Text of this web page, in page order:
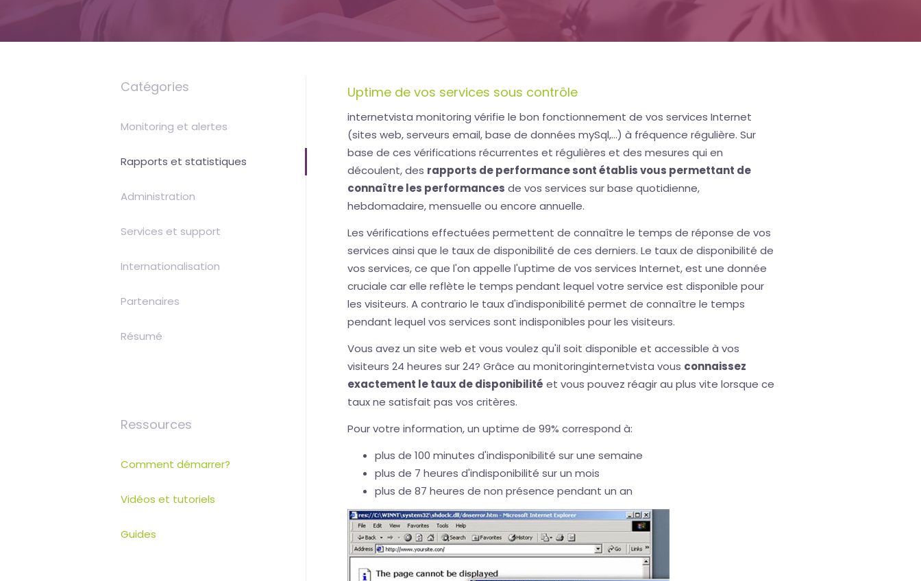
is
Catégories
Monitoring et alertes
Rapports et statistiques
Administration
Services et support
Internationalisation
Partenaires
Résumé
Ressources
Comment démarrer?
Vidéos et tutoriels
Guides
Uptime de vos services sous contrôle
internetvista monitoring vérifie le bon fonctionnement de vos services Internet
(sites web, serveurs email, base de données mySql,...) à fréquence régulière. Sur
base de ces vérifications récurrentes et régulières et des mesures qui en
découlent, des rapports de performance sont établis vous permettant de
connaître les performances de vos services sur base quotidienne,
hebdomadaire, mensuelle ou encore annuelle.
Les vérifications effectuées permettent de connaître le temps de réponse de vos
services ainsi que le taux de disponibilité de ces derniers. Le taux de disponibilité de
vos services, ce que l'on appelle l'uptime de vos services Internet, est une donnée
cruciale car elle reflète le temps pendant lequel votre service est disponible pour
les visiteurs. A contrario le taux d'indisponibilité permet de connaître le temps
pendant lequel vos services sont indisponibles pour les visiteurs.
Vous avez un site web et vous voulez qu'il soit disponible et accessible à vos
visiteurs 24 heures sur 24? Grâce au monitoringinternetvista vous connaissez
exactement le taux de disponibilité et vous pouvez réagir au plus vite lorsque ce
taux ne satisfait pas vos critères.
Pour votre information, un uptime de 99% correspond à:
plus de 100 minutes d'indisponibilité sur une semaine
plus de 7 heures d'indisponibilité sur un mois
plus de 87 heures de non présence pendant un an